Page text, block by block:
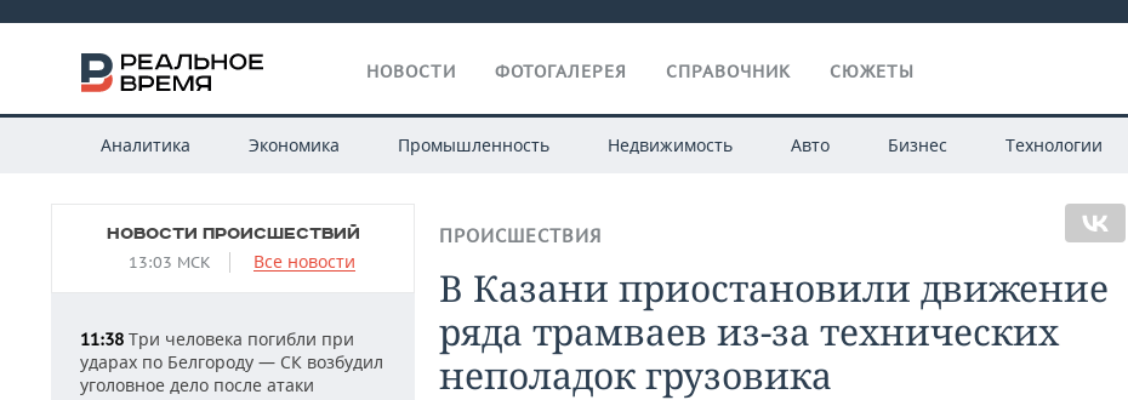
НОВОСТИ ФОТОГАЛЕРЕЯ СПРАВОЧНИК СЮЖЕТЫ
Аналитика Экономика Промышленность Недвижимость Авто Бизнес Технологии
НОВОСТИ ПРОИСШЕСТВИЙ
13:03 МСК Все новости
11:38 Три человека погибли при
ударах по Белгороду — СК возбудил
уголовное дело после атаки
ПРОИСШЕСТВИЯ
В Казани приостановили движение
ряда трамваев из-за технических
неполадок грузовика